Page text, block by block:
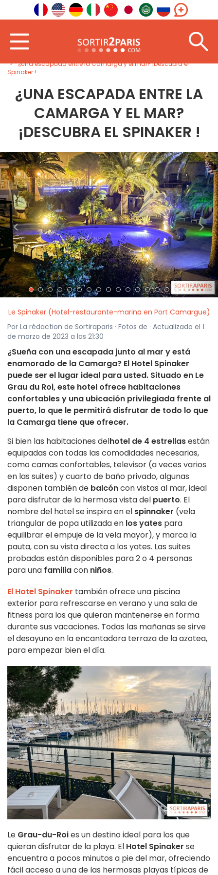
¿Una escapada entre la Camarga y el mar? ¡Descubra el
Spinaker !
¿UNA ESCAPADA ENTRE LA
CAMARGA Y EL MAR?
¡DESCUBRA EL SPINAKER !
< >
Le Spinaker (Hotel-restaurante-marina en Port Camargue)
Por La rédaction de Sortiraparis · Fotos de · Actualizado el 1
de marzo de 2023 a las 21:30
¿Sueña con una escapada junto al mar y está
enamorado de la Camarga? El Hotel Spinaker
puede ser el lugar ideal para usted. Situado en Le
Grau du Roi, este hotel ofrece habitaciones
confortables y una ubicación privilegiada frente al
puerto, lo que le permitirá disfrutar de todo lo que
la Camarga tiene que ofrecer.
Si bien las habitaciones delhotel de 4 estrellasestán
equipadas con todas las comodidades necesarias,
como camas confortables, televisor (a veces varios
en las suites) y cuarto de baño privado, algunas
disponen también de balcóncon vistas al mar, ideal
para disfrutar de la hermosa vista del puerto. El
nombre del hotel se inspira en el spinnaker (vela
triangular de popa utilizada en los yates para
equilibrar el empuje de la vela mayor), y marca la
pauta, con su vista directa a los yates. Las suites
probadas están disponibles para 2 o 4 personas
para una familiacon niños.
El Hotel Spinaker también ofrece una piscina
exterior para refrescarse en verano y una sala de
fitness para los que quieran mantenerse en forma
durante sus vacaciones. Todas las mañanas se sirve
el desayuno en la encantadora terraza de la azotea,
para empezar bien el día.
Le Grau-du-Roies un destino ideal para los que
quieran disfrutar de la playa. El Hotel Spinaker se
encuentra a pocos minutos a pie del mar, ofreciendo
fácil acceso a una de las hermosas playas típicas de